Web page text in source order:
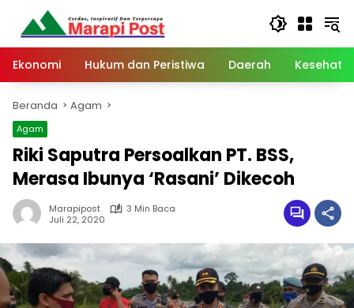
Langsung
konten
Ekonomi
Hukum dan Peristiwa Daerah
Beranda Agam
Agam
Riki Saputra Persoalkan PT. BSS,
Merasa Ibunya ‘Rasani’ Dikecoh
Marapipost
3 Min Baca
Juli 22, 2020